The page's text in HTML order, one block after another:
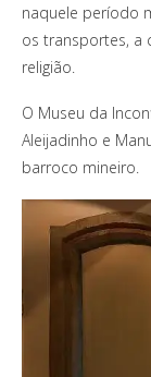
naquele período
os transportes, a
religião.
O Museu da
Aleijadinho e
barroco mineiro.